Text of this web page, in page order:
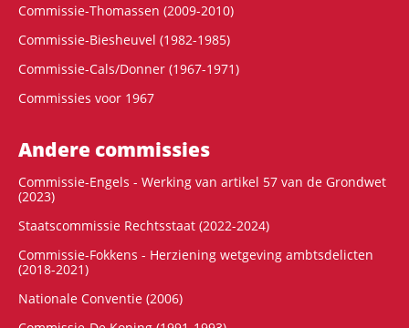
Commissie-Thomassen (2009-2010)
Commissie-Biesheuvel (1982-1985)
Commissie-Cals/Donner (1967-1971)
Commissies voor 1967
Andere commissies
Commissie-Engels - Werking van artikel 57 van de Grondwet
(2023)
Staatscommissie Rechtsstaat (2022-2024)
Commissie-Fokkens - Herziening wetgeving ambtsdelicten
(2018-2021)
Nationale Conventie (2006)